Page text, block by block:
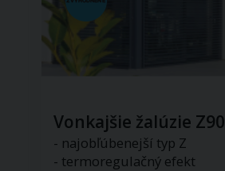
Vonkajšie žalúzie Z90
- najobľúbenejší typ Z
- termoregulačný efekt